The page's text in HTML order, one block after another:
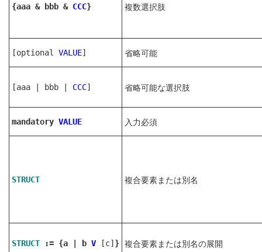
{aaa & bbb & CCC} 複数選択肢
[optional VALUE] 省略可能
[aaa | bbb | CCC] 省略可能な選択肢
mandatory VALUE 入力必須
STRUCT 複合要素または別名
STRUCT := {a | b V [c] } 複合要素または別名の展開